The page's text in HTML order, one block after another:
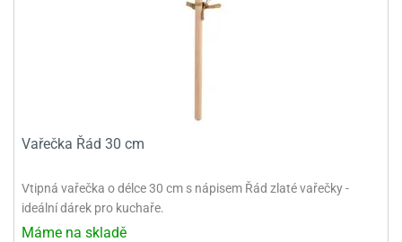
Vařečka Řád 30 cm
Vtipná vařečka o délce 30 cm s nápisem Řád zlaté vařečky -
ideální dárek pro kuchaře.
Máme na skladě